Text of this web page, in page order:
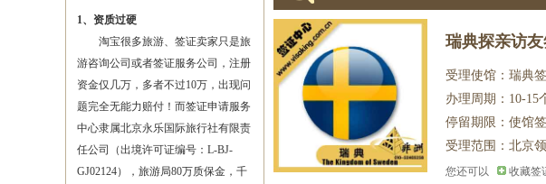
1、资质过硬
淘宝很多旅游、签证卖家只是旅
游咨询公司或者签证服务公司，注册
资金仅几万，多者不过10万，出现问
题完全无能力赔付！而签证申请服务
中心隶属北京永乐国际旅行社有限责
任公司（出境许可证编号：L-BJ-
GJ02124），旅游局80万质保金，千
瑞典探亲访友
受理使馆：瑞典
办理周期：10-15
停留期限：使馆
受理范围：北京
您还可以 收藏签